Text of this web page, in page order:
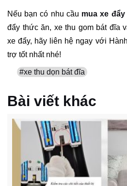
Nếu bạn có nhu cầu mua xe
đẩy thức ăn, xe thu gom bát đĩa
xe đẩy, hãy liên hệ ngay với
trợ tốt nhất nhé!
#xe thu dọn bát đĩa
Bài viết khác